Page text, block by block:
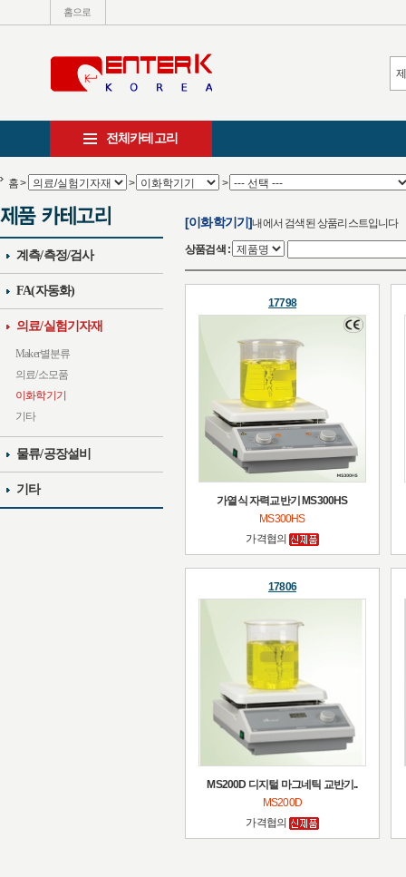
홈으로
전체카테고리
홈> > >
계측/측정/검사
FA(자동화)
의료/실험기자재
Maker별분류
의료/소모품
이화학기기
기타
물류/공장설비
기타
[이화학기기]내에서 검색된 상품리스트입니다
상품검색 :
17798
가열식 자력교반기 MS300HS
MS300HS
가격협의
17806
MS200D 디지털 마그네틱 교반기..
MS200D
가격협의